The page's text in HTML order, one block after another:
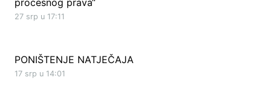
procesnog prava“
27 srp u 17:11
PONIŠTENJE NATJEČAJA
17 srp u 14:01